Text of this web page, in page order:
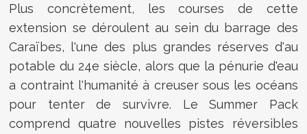
Plus concrètement, les courses de cette
extension se déroulent au sein du barrage des
Caraïbes, l'une des plus grandes réserves d'au
potable du 24e siècle, alors que la pénurie d'eau
a contraint l'humanité à creuser sous les océans
pour tenter de survivre. Le Summer Pack
comprend quatre nouvelles pistes réversibles